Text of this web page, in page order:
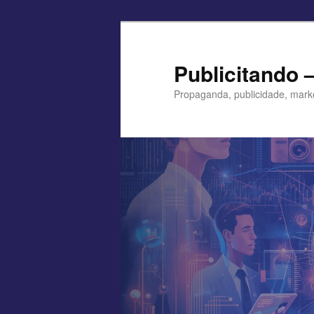
Publicitando
Propaganda, publicidade,